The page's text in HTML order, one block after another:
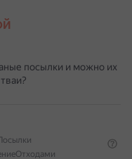
посылки и можно их